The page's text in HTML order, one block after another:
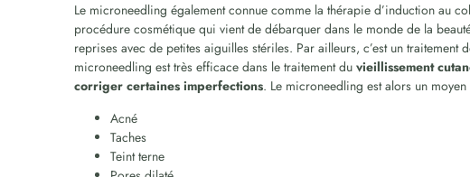
Le microneedling également connue comme la thérapie d’induction au
procédure cosmétique qui vient de débarquer dans le monde de la
reprises avec de petites aiguilles stériles. Par ailleurs, c’est un traitement
microneedling est très efficace dans le traitement duvieillissement
corriger certaines imperfections. Le microneedling est alors un
Acné
Taches
Teint terne